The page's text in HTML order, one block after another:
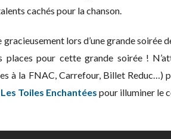
cachés pour la chanson.
lors d’une grande soirée
places pour cette grande soirée !
à la FNAC, Carrefour, Billet Reduc…)
Les Toiles Enchantées pour illuminer le